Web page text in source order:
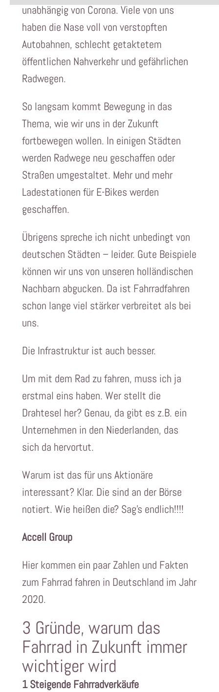
unabhängig von Corona. Viele von uns
haben die Nase voll von verstopften
Autobahnen, schlecht getaktetem
öffentlichen Nahverkehr und gefährlichen
Radwegen.
So langsam kommt Bewegung in das
Thema, wie wir uns in der Zukunft
fortbewegen wollen. In einigen Städten
werden Radwege neu geschaffen oder
Straßen umgestaltet. Mehr und mehr
Ladestationen für E-Bikes werden
geschaffen.
Übrigens spreche ich nicht unbedingt von
deutschen Städten – leider. Gute Beispiele
können wir uns von unseren holländischen
Nachbarn abgucken. Da ist Fahrradfahren
schon lange viel stärker verbreitet als bei
uns.
Die Infrastruktur ist auch besser.
Um mit dem Rad zu fahren, muss ich ja
erstmal eins haben. Wer stellt die
Drahtesel her? Genau, da gibt es z.B. ein
Unternehmen in den Niederlanden, das
sich da hervortut.
Warum ist das für uns Aktionäre
interessant? Klar. Die sind an der Börse
notiert. Wie heißen die? Sag’s endlich!!!!
Accell Group
Hier kommen ein paar Zahlen und Fakten
zum Fahrrad fahren in Deutschland im Jahr
2020.
3 Gründe, warum das
Fahrrad in Zukunft immer
wichtiger wird
1 Steigende Fahrradverkäufe